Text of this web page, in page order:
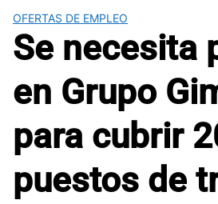
OFERTAS DE EMPLEO
Se necesita
en Grupo
para cubrir
puestos de